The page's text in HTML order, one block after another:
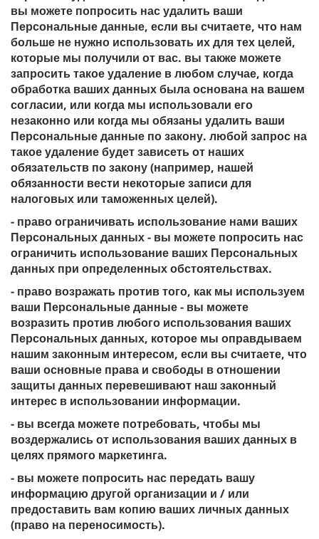
вы можете попросить нас удалить ваши
Персональные данные, если вы считаете, что нам
больше не нужно использовать их для тех целей,
которые мы получили от вас. вы также можете
запросить такое удаление в любом случае, когда
обработка ваших данных была основана на вашем
согласии, или когда мы использовали его
незаконно или когда мы обязаны удалить ваши
Персональные данные по закону. любой запрос на
такое удаление будет зависеть от наших
обязательств по закону (например, нашей
обязанности вести некоторые записи для
налоговых или таможенных целей).
- право ограничивать использование нами ваших
Персональных данных - вы можете попросить нас
ограничить использование ваших Персональных
данных при определенных обстоятельствах.
- право возражать против того, как мы используем
ваши Персональные данные - вы можете
возразить против любого использования ваших
Персональных данных, которое мы оправдываем
нашим законным интересом, если вы считаете, что
ваши основные права и свободы в отношении
защиты данных перевешивают наш законный
интерес в использовании информации.
- вы всегда можете потребовать, чтобы мы
воздержались от использования ваших данных в
целях прямого маркетинга.
- вы можете попросить нас передать вашу
информацию другой организации и / или
предоставить вам копию ваших личных данных
(право на переносимость).